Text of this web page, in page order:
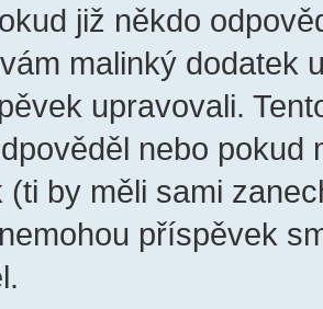
již někdo
malinký dodatek
upravovali.
nebo pokud
(ti by měli sami
příspěvek